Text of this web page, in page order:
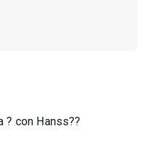
? con Hanss??